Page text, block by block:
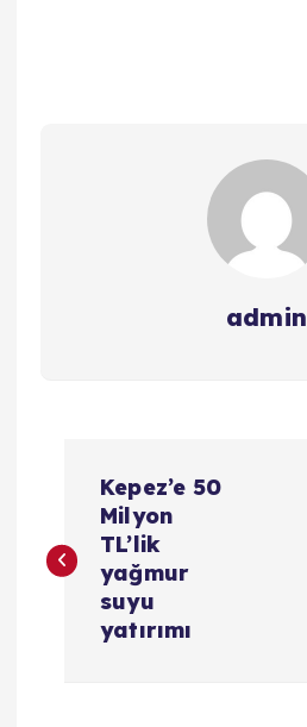
admin
z
Kepez’e 50
Milyon
TL’lik
yağmur
suyu
yatırımı